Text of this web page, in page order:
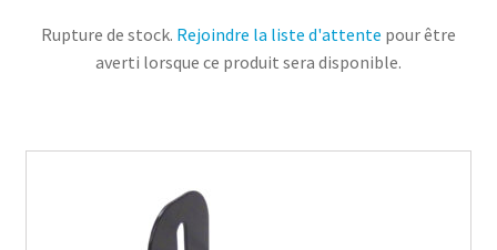
Rupture de stock. Rejoindre la liste d'attente pour être
averti lorsque ce produit sera disponible.